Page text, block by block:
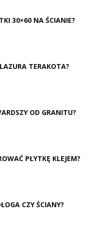
30×60 NA ŚCIANIE?
TERAKOTA?
OD GRANITU?
PŁYTKĘ KLEJEM?
CZY ŚCIANY?